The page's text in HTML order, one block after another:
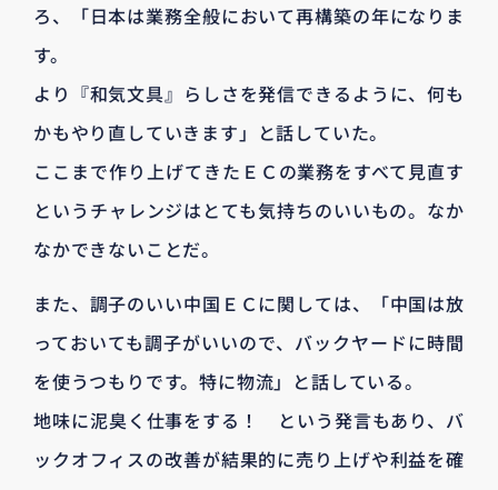
ろ、「日本は業務全般において再構築の年になりま
す。
より『和気文具』らしさを発信できるように、何も
かもやり直していきます」と話していた。
ここまで作り上げてきたＥＣの業務をすべて見直す
というチャレンジはとても気持ちのいいもの。なか
なかできないことだ。
また、調子のいい中国ＥＣに関しては、「中国は放
っておいても調子がいいので、バックヤードに時間
を使うつもりです。特に物流」と話している。
地味に泥臭く仕事をする！ という発言もあり、バ
ックオフィスの改善が結果的に売り上げや利益を確